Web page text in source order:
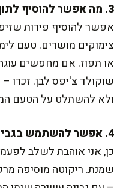
3. מה אפשר להוסיף לתוך הבלילה לגיוון טעמים?
אפשר להוסיף פירות
צימוקים מושרים. טעם
או תפוז. אם מחפשים
שוקולד צ'יפס לבן. זכרו
ולא להשתלט על הטעם
4. אפשר להשתמש בגבינת שמנת 9% או ריקוטה?
כן, אני אוהבת לשלב
שמנת. ריקוטה מוסיפה